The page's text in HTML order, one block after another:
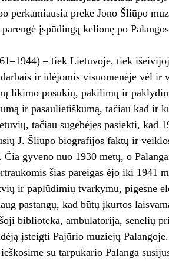
perkamiausia preke Jono Šliūpo
įspūdingą kelionę po
– tiek Lietuvoje, tiek
darbais ir idėjomis visuomenėje vėl
likimo posūkių, pakilimų ir
ir pasaulietiškumą, tačiau kad ir
tačiau sugebėjęs pasiekti, kad
J. Šliūpo biografijos faktų ir
Čia gyveno nuo 1930 metų, o
šias pareigas ėjo iki 1941
ir paplūdimių tvarkymu, pigesne
pastangų, kad būtų įkurtos
biblioteka, ambulatorija, senelių
įsteigti Pajūrio muziejų Palangoje.
su tarpukario Palanga